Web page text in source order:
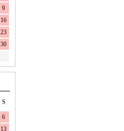
9
16
23
30
S
6
13